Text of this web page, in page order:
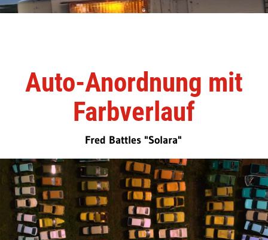
Auto-Anordnung mit
Farbverlauf
Fred Battles "Solara"